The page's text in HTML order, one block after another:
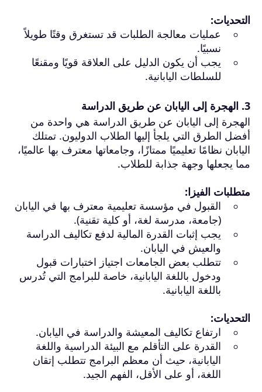
التحديات:
عمليات معالجة الطلبات قد تستغرق وقتًا طويلاً
نسبيًا.
يجب أن يكون الدليل على العلاقة قويًا ومقنعًا
للسلطات اليابانية.
3. الهجرة إلى اليابان عن طريق الدراسة
الهجرة إلى اليابان عن طريق الدراسة هي واحدة من
أفضل الطرق التي يلجأ إليها الطلاب الدوليون. تمتلك
اليابان نظامًا تعليميًا ممتازًا، وجامعاتها معترف بها عالميًا،
مما يجعلها وجهة جذابة للطلاب.
متطلبات الفيزا:
القبول في مؤسسة تعليمية معترف بها في اليابان
(جامعة، مدرسة لغة، أو كلية تقنية).
يجب إثبات القدرة المالية لدفع تكاليف الدراسة
والعيش في اليابان.
تتطلب بعض الجامعات اجتياز اختبارات قبول
ودخول باللغة اليابانية، خاصة للبرامج التي تُدرس
باللغة اليابانية.
التحديات:
ارتفاع تكاليف المعيشة والدراسة في اليابان.
القدرة على التأقلم مع البيئة الدراسية واللغة
اليابانية، حيث أن معظم البرامج تتطلب إتقان
اللغة، أو على الأقل، الفهم الجيد.